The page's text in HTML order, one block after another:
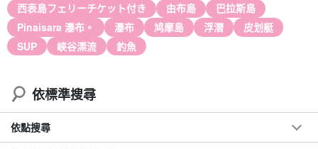
西表島フェリーチケット付き 由布島
巴拉斯島
Pinaisara 瀑布。
瀑布 鸠摩島 浮潛
皮划艇
SUP
峽谷漂流 釣魚
依標準搜尋
依點搜尋